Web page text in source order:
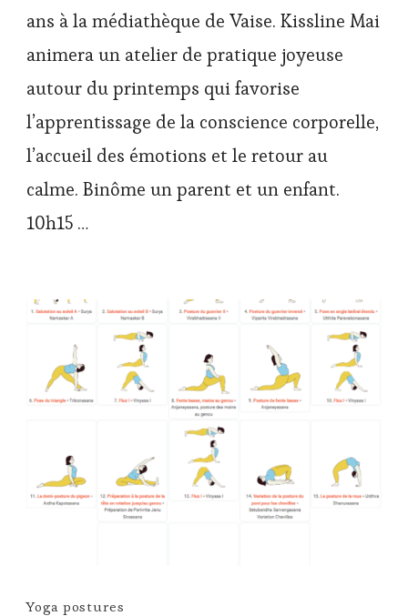
ans à la médiathèque de Vaise. Kissline Mai
animera un atelier de pratique joyeuse
autour du printemps qui favorise
l’apprentissage de la conscience corporelle,
l’accueil des émotions et le retour au
calme. Binôme un parent et un enfant.
10h15 …
Yoga postures